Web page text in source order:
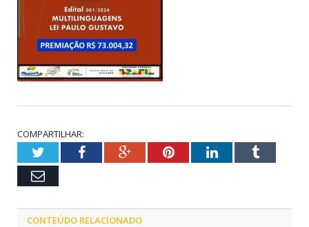
COMPARTILHAR:
TwitterFacebookGoogle+PinterestLinkedInTumblr
Email
CONTEÚDO RELACIONADO